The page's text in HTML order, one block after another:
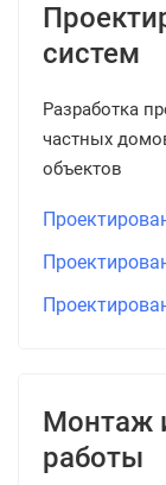
систем
Разработка
частных
объектов
Монтаж
работы